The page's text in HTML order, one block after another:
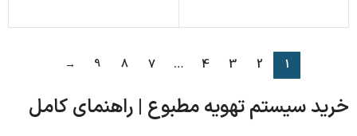
1
2
3
4
…
7
8
9
→
خرید سیستم تهویه مطبوع | راهنمای کامل